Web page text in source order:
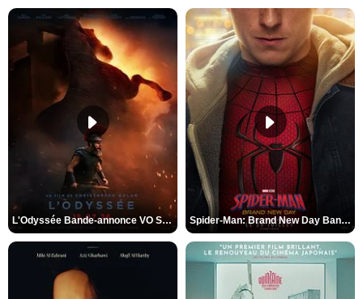
L'Odyssée Bande-annonce VO STFR Spider-Man: Brand New Day Bande-annonce VO STFR